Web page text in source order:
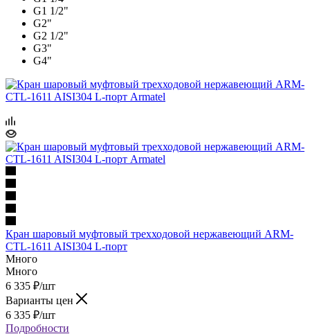
G1 1/2"
G2"
G2 1/2"
G3"
G4"
Кран шаровый муфтовый трехходовой нержавеющий ARM-
CTL-1611 AISI304 L-порт
Много
Много
6 335 ₽/шт
Варианты цен
6 335 ₽/шт
Подробности